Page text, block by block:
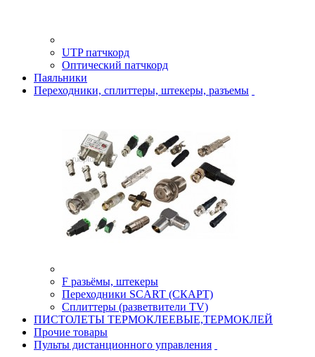
UTP патчкорд
Оптический патчкорд
Паяльники
Переходники, сплиттеры, штекеры, разъемы
F разьёмы, штекеры
Переходники SCART (СКАРТ)
Сплиттеры (разветвители TV)
ПИСТОЛЕТЫ ТЕРМОКЛЕЕВЫЕ,ТЕРМОКЛЕЙ
Прочие товары
Пульты дистанционного управления